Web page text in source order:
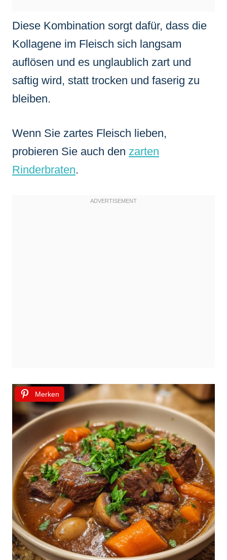
Diese Kombination sorgt dafür, dass die
Kollagene im Fleisch sich langsam
auflösen und es unglaublich zart und
saftig wird, statt trocken und faserig zu
bleiben.
Wenn Sie zartes Fleisch lieben,
probieren Sie auch den zarten
Rinderbraten.
Merken